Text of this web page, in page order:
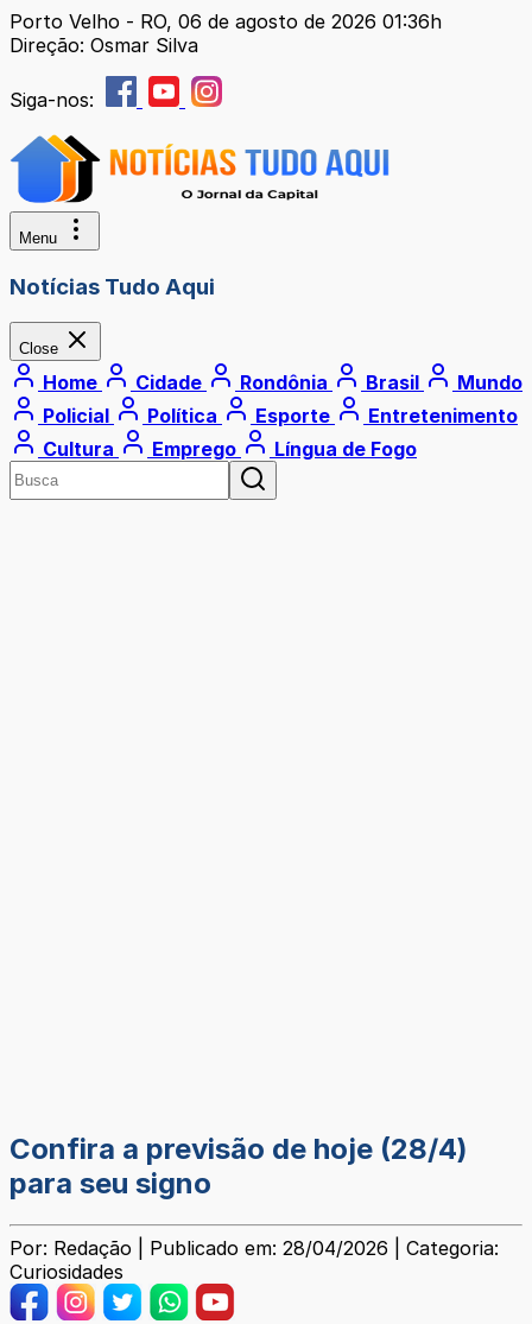
Porto Velho - RO, 06 de agosto de 2026 01:36h
Direção: Osmar Silva
Siga-nos:
Menu
Notícias Tudo Aqui
Close
Home Cidade Rondônia Brasil
Mundo
Policial
Política Esporte
Entretenimento
Cultura
Emprego Língua de Fogo
Confira a previsão de hoje (28/4)
para seu signo
Por: Redação | Publicado em: 28/04/2026 | Categoria:
Curiosidades